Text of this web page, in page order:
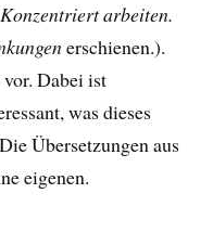
Konzentriert arbeiten.
erschienen.).
Dabei ist
was dieses
Übersetzungen aus
eigenen.